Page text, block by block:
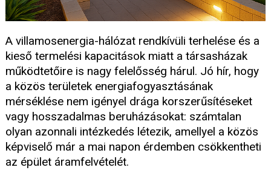
A villamosenergia-hálózat rendkívüli terhelése és a
kieső termelési kapacitások miatt a társasházak
működtetőire is nagy felelősség hárul. Jó hír, hogy
a közös területek energiafogyasztásának
mérséklése nem igényel drága korszerűsítéseket
vagy hosszadalmas beruházásokat: számtalan
olyan azonnali intézkedés létezik, amellyel a közös
képviselő már a mai napon érdemben csökkentheti
az épület áramfelvételét.